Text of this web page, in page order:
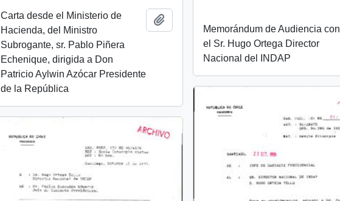
Carta desde el Ministerio de
Hacienda, del Ministro
Subrogante, sr. Pablo Piñera
Echenique, dirigida a Don
Patricio Aylwin Azócar Presidente
de la República
Memorándum de Audiencia con
el Sr. Hugo Ortega Director
Nacional del INDAP